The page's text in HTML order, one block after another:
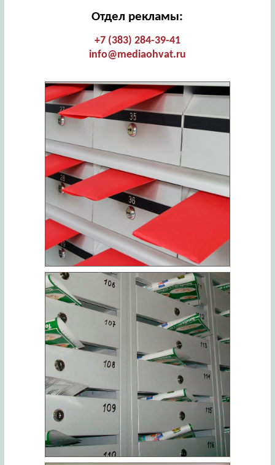
Отдел рекламы:
+7 (383) 284-39-41
info@mediaohvat.ru